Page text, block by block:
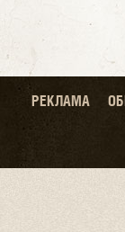
РЕКЛАМА